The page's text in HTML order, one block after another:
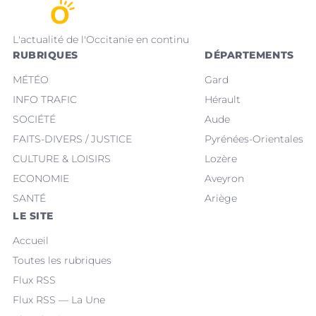
L'actualité de l'Occitanie en continu
RUBRIQUES
MÉTÉO
INFO TRAFIC
SOCIÉTÉ
FAITS-DIVERS / JUSTICE
CULTURE & LOISIRS
ECONOMIE
SANTÉ
DÉPARTEMENTS
Gard
Hérault
Aude
Pyrénées-Orientales
Lozère
Aveyron
Ariège
LE SITE
Accueil
Toutes les rubriques
Flux RSS
Flux RSS — La Une